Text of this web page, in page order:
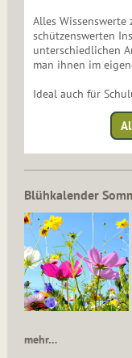
Alles
schützenswerten
unterschiedlichen
man ihnen im
Ideal auch für
Blühkalender
mehr…